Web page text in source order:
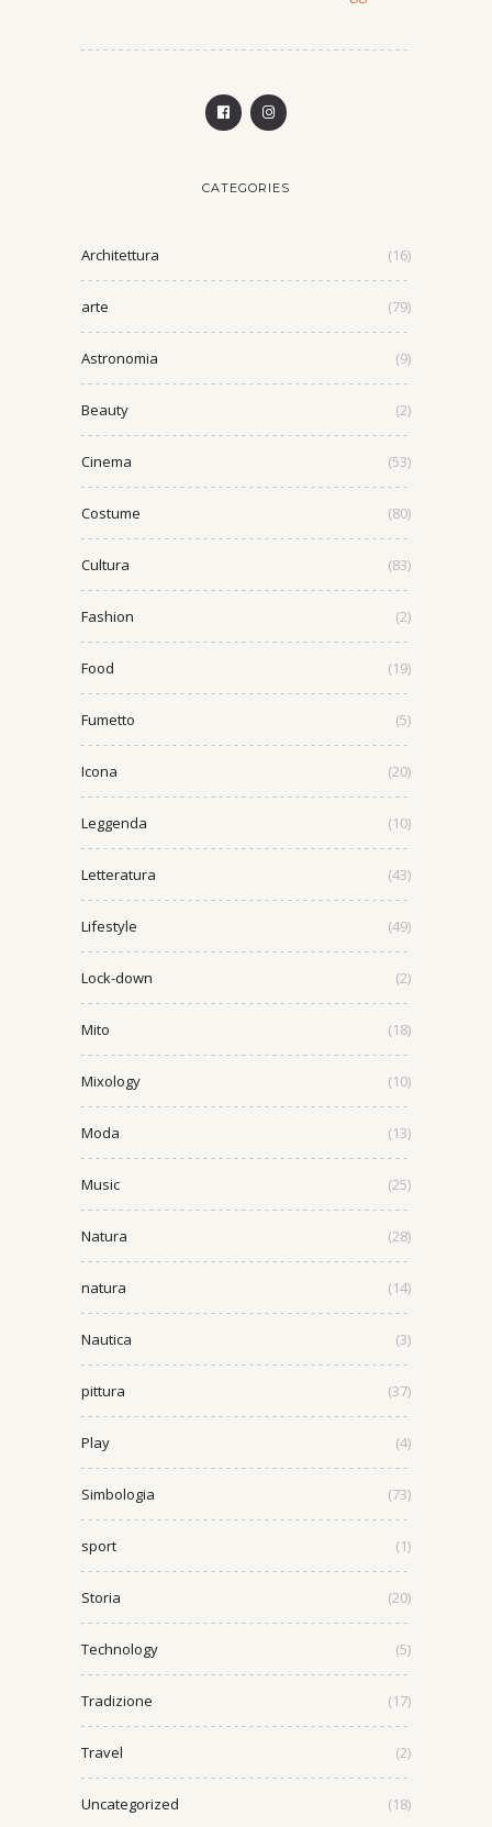
CATEGORIES
Architettura (16)
arte (79)
Astronomia (9)
Beauty (2)
Cinema (53)
Costume (80)
Cultura (83)
Fashion (2)
Food (19)
Fumetto (5)
Icona (20)
Leggenda (10)
Letteratura (43)
Lifestyle (49)
Lock-down (2)
Mito (18)
Mixology (10)
Moda (13)
Music (25)
Natura (28)
natura (14)
Nautica (3)
pittura (37)
Play (4)
Simbologia (73)
sport (1)
Storia (20)
Technology (5)
Tradizione (17)
Travel (2)
Uncategorized (18)